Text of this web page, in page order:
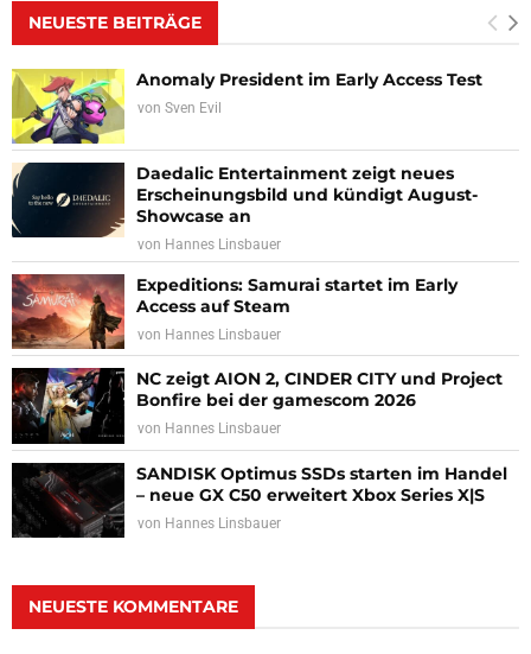
NEUESTE BEITRÄGE
Anomaly President im Early Access Test
von Sven Evil
Daedalic Entertainment zeigt neues
Erscheinungsbild und kündigt August-
Showcase an
von Hannes Linsbauer
Expeditions: Samurai startet im Early
Access auf Steam
von Hannes Linsbauer
NC zeigt AION 2, CINDER CITY und Project
Bonfire bei der gamescom 2026
von Hannes Linsbauer
SANDISK Optimus SSDs starten im Handel
– neue GX C50 erweitert Xbox Series X|S
von Hannes Linsbauer
NEUESTE KOMMENTARE